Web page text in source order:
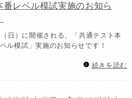
番レベル模試実施のお知ら
日）に開催される、「共通テスト本
ル模試」実施のお知らせです！
続きを読む